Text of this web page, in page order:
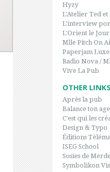
Hyzy
L'Atelier Ted et
L'interview
L'Orient le
Mlle Pitch On
Paperjam
Radio Nova /
Vive La Pub
OTHER
Après la pub
Balance ton
C'est qui les
Design & Typo
Éditions
ISEG School
Sosies de
Symbolikon